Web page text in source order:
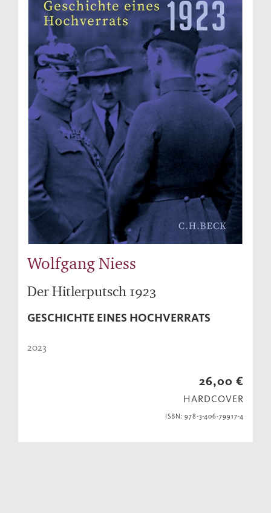
Wolfgang Niess
Der Hitlerputsch 1923
GESCHICHTE EINES HOCHVERRATS
2023
26,00 €
HARDCOVER
ISBN: 978-3-406-79917-4